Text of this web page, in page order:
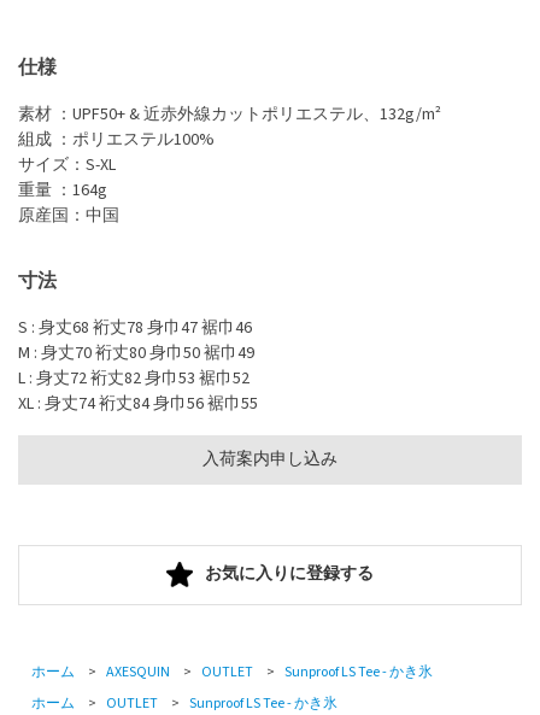
入荷案内申し込み
仕様
素材 ：UPF50+ & 近赤外線カットポリエステル、132g/m²
組成 ：ポリエステル100%
サイズ：S-XL
重量 ：164g
原産国：中国
寸法
S : 身丈68 裄丈78 身巾47 裾巾46
M : 身丈70 裄丈80 身巾50 裾巾49
L : 身丈72 裄丈82 身巾53 裾巾52
XL : 身丈74 裄丈84 身巾56 裾巾55
お気に入りに登録する
ホーム > AXESQUIN > OUTLET > Sunproof LS Tee - かき氷
ホーム
> OUTLET > Sunproof LS Tee - かき氷